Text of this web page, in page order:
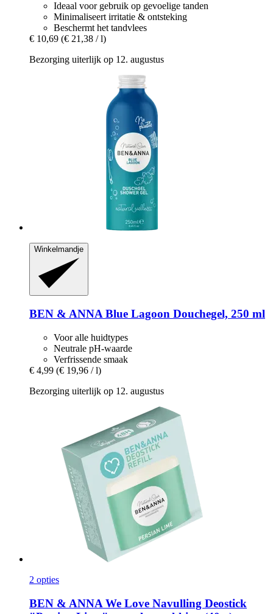
Ideaal voor gebruik op gevoelige tanden
Minimaliseert irritatie & ontsteking
Beschermt het tandvlees
€ 10,69 (€ 21,38 / l)
Bezorging uiterlijk op 12. augustus
Winkelmandje
BEN & ANNA Blue Lagoon Douchegel, 250 ml
Voor alle huidtypes
Neutrale pH-waarde
Verfrissende smaak
€ 4,99 (€ 19,96 / l)
Bezorging uiterlijk op 12. augustus
2 opties
BEN & ANNA We Love Navulling Deostick